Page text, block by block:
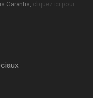
Garantis, cliquez ici pour